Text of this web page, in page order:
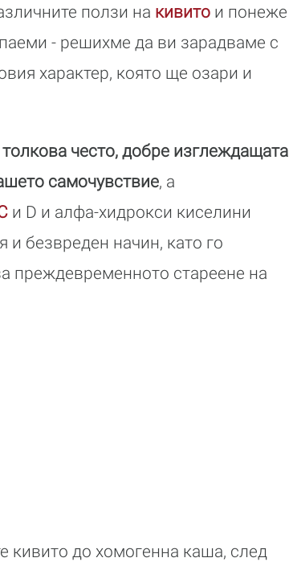
ползи на кивито и понеже
- решихме да ви зарадваме с
характер, която ще озари и
често, добре изглеждащата
самочувствие, а
и D и алфа-хидрокси киселини
безвреден начин, като го
преждевременното стареене на
кивито до хомогенна каша, след